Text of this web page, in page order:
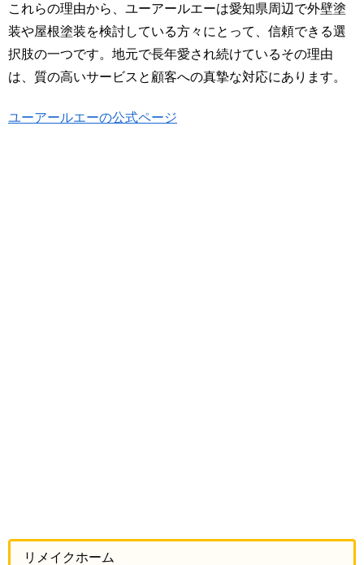
これらの理由から、ユーアールエーは愛知県周辺で外壁塗
装や屋根塗装を検討している方々にとって、信頼できる選
択肢の一つです。地元で長年愛され続けているその理由
は、質の高いサービスと顧客への真摯な対応にあります。
ユーアールエーの公式ページ
リメイクホーム